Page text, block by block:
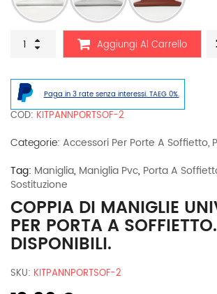
per
porta
a
3
colori
quantità
Aggiungi Al Carrello
Paga in 3 rate senza interessi. TAEG 0%.
COD: KITPANNPORTSOF-2
Categorie: Accessori Per Porte A Soffietto,
Tag: Maniglia, Maniglia Pvc, Porta A
Sostituzione
COPPIA DI MANIGLIE
PER PORTA A
DISPONIBILI.
SKU: KITPANNPORTSOF-2